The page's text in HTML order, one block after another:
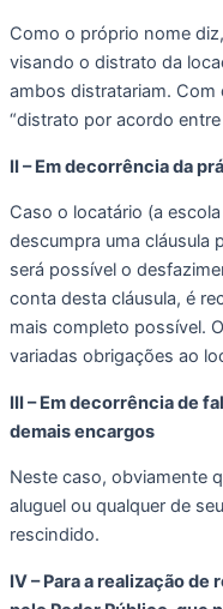
Como o próprio nome
visando o distrato da
ambos distratariam. Com
“distrato por acordo entre
II – Em decorrência da
Caso o locatário (a
descumpra uma cláusula
será possível o
conta desta cláusula, é
mais completo possível.
variadas obrigações ao
III – Em decorrência de
demais encargos
Neste caso, obviamente
aluguel ou qualquer de
rescindido.
IV – Para a realização